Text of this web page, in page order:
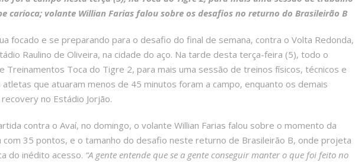
carioca; volante Willian Farias falou sobre os desafios no returno do Brasileirão B
focado e se preparando para o desafio do final de semana, contra o Volta Redonda,
Raulino de Oliveira, na cidade do aço. Na tarde desta terça-feira (5), todo o
Treinamentos Toca do Tigre 2, para mais uma sessão de treinos físicos, técnicos e
que atuaram menos de 45 minutos foram a campo, enquanto os demais
no Estádio Jorjão.
contra o Avaí, no domingo, o volante Willian Farias falou sobre o momento da
com 35 pontos, e o tamanho do desafio neste returno de Brasileirão B, onde projeta
do inédito acesso. “A gente entende que se a gente conseguir manter o que foi feito no